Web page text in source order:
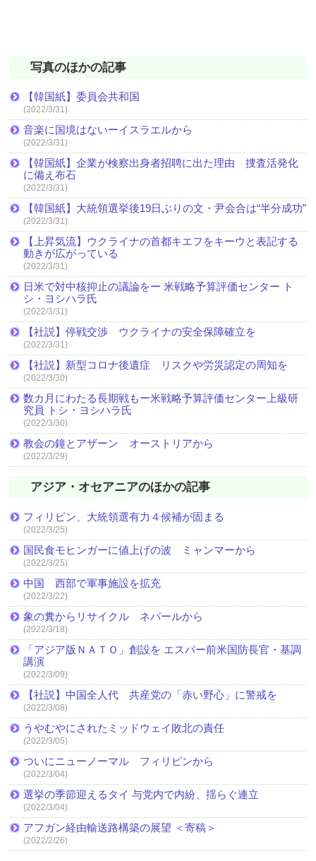
写真のほかの記事
【韓国紙】委員会共和国
(2022/3/31)
音楽に国境はないーイスラエルから
(2022/3/31)
【韓国紙】企業が検察出身者招聘に出た理由 捜査活発化
に備え布石
(2022/3/31)
【韓国紙】大統領選挙後19日ぶりの文・尹会合は“半分成功”
(2022/3/31)
【上昇気流】ウクライナの首都キエフをキーウと表記する
動きが広がっている
(2022/3/31)
日米で対中核抑止の議論をー 米戦略予算評価センター ト
シ・ヨシハラ氏
(2022/3/31)
【社説】停戦交渉 ウクライナの安全保障確立を
(2022/3/31)
【社説】新型コロナ後遺症 リスクや労災認定の周知を
(2022/3/30)
数カ月にわたる長期戦もー米戦略予算評価センター上級研
究員 トシ・ヨシハラ氏
(2022/3/30)
教会の鐘とアザーン オーストリアから
(2022/3/29)
アジア・オセアニアのほかの記事
フィリピン、大統領選有力４候補が固まる
(2022/3/25)
国民食モヒンガーに値上げの波 ミャンマーから
(2022/3/25)
中国 西部で軍事施設を拡充
(2022/3/22)
象の糞からリサイクル ネパールから
(2022/3/18)
「アジア版ＮＡＴＯ」創設を エスパー前米国防長官・基調
講演
(2022/3/09)
【社説】中国全人代 共産党の「赤い野心」に警戒を
(2022/3/08)
うやむやにされたミッドウェイ敗北の責任
(2022/3/05)
ついにニューノーマル フィリピンから
(2022/3/04)
選挙の季節迎えるタイ 与党内で内紛、揺らぐ連立
(2022/3/04)
アフガン経由輸送路構築の展望 ＜寄稿＞
(2022/2/26)